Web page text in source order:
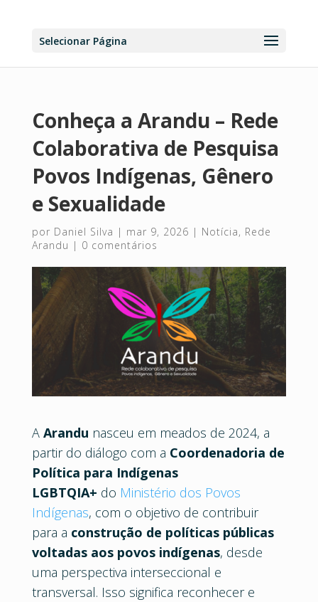
Selecionar Página
Conheça a Arandu – Rede
Colaborativa de Pesquisa
Povos Indígenas, Gênero
e Sexualidade
por Daniel Silva | mar 9, 2026 | Notícia, Rede
Arandu | 0 comentários
A Arandu nasceu em meados de 2024, a
partir do diálogo com a Coordenadoria de
Política para Indígenas
LGBTQIA+ do Ministério dos Povos
Indígenas, com o objetivo de contribuir
para a construção de políticas públicas
voltadas aos povos indígenas, desde
uma perspectiva interseccional e
transversal. Isso significa reconhecer e